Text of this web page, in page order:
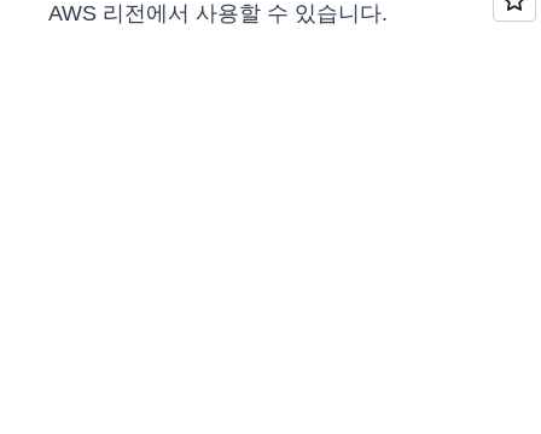
AWS 리전에서 사용할 수 있습니다.